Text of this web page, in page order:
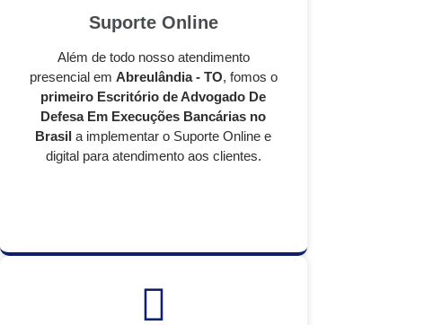
Suporte Online
Além de todo nosso atendimento
presencial em Abreulândia - TO, fomos o
primeiro Escritório de Advogado De
Defesa Em Execuções Bancárias no
Brasil a implementar o Suporte Online e
digital para atendimento aos clientes.